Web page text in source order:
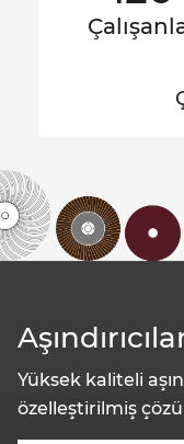
Yüksek kaliteli
özelleştirilmiş